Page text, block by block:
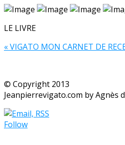
LE LIVRE
« VIGATO MON CARNET DE
© Copyright 2013
Jeanpierrevigato.com by Agnès
Follow